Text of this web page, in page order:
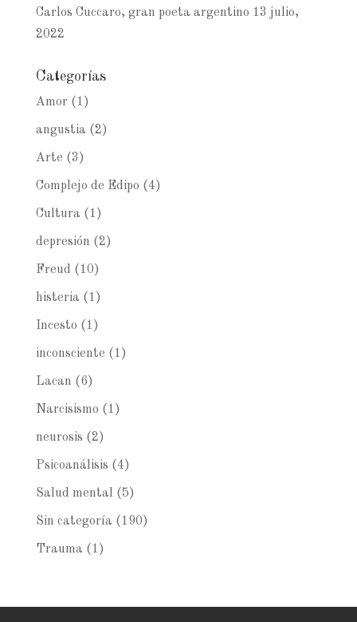
Carlos Cuccaro, gran poeta argentino 13 julio,
2022
Categorías
Amor (1)
angustia (2)
Arte (3)
Complejo de Edipo (4)
Cultura (1)
depresión (2)
Freud (10)
histeria (1)
Incesto (1)
inconsciente (1)
Lacan (6)
Narcisismo (1)
neurosis (2)
Psicoanálisis (4)
Salud mental (5)
Sin categoría (190)
Trauma (1)